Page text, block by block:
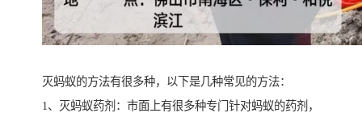
灭蚂蚁的方法有很多种，以下是几种常见的方法：
1、灭蚂蚁药剂：市面上有很多种专门针对蚂蚁的药剂，